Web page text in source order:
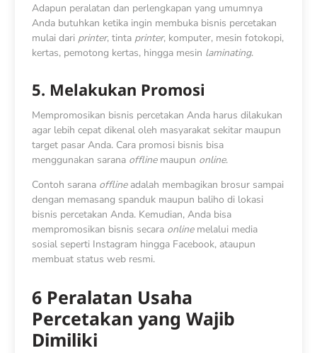
Adapun peralatan dan perlengkapan yang umumnya
Anda butuhkan ketika ingin membuka bisnis percetakan
mulai dari printer, tinta printer, komputer, mesin fotokopi,
kertas, pemotong kertas, hingga mesin laminating.
5. Melakukan Promosi
Mempromosikan bisnis percetakan Anda harus dilakukan
agar lebih cepat dikenal oleh masyarakat sekitar maupun
target pasar Anda. Cara promosi bisnis bisa
menggunakan sarana offline maupun online.
Contoh sarana offline adalah membagikan brosur sampai
dengan memasang spanduk maupun baliho di lokasi
bisnis percetakan Anda. Kemudian, Anda bisa
mempromosikan bisnis secara online melalui media
sosial seperti Instagram hingga Facebook, ataupun
membuat status web resmi.
6 Peralatan Usaha
Percetakan yang Wajib
Dimiliki